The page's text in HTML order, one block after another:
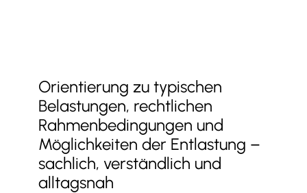
Orientierung zu typischen
Belastungen, rechtlichen
Rahmenbedingungen und
Möglichkeiten der Entlastung –
sachlich, verständlich und
alltagsnah